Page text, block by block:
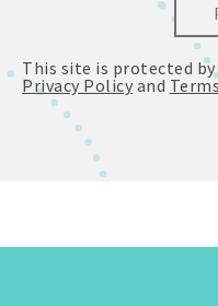
This site is protected by
Privacy Policy and